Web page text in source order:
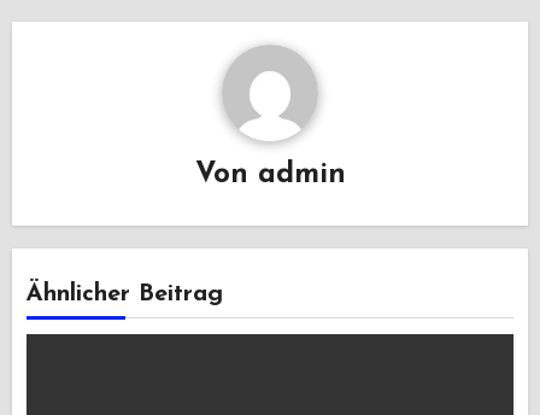
Von admin
Ähnlicher Beitrag